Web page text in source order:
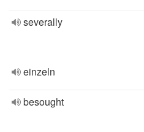
severally
einzeln
besought